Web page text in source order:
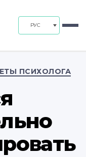
РУС
ПСИХОЛОГА